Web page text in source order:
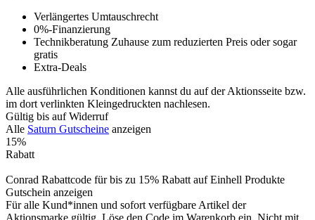
Verlängertes Umtauschrecht
0%-Finanzierung
Technikberatung Zuhause zum reduzierten Preis oder sogar
gratis
Extra-Deals
Alle ausführlichen Konditionen kannst du auf der Aktionsseite bzw.
im dort verlinkten Kleingedruckten nachlesen.
Gültig bis auf Widerruf
Alle Saturn Gutscheine anzeigen
15%
Rabatt
Conrad Rabattcode für bis zu 15% Rabatt auf Einhell Produkte
Gutschein anzeigen
Für alle Kund*innen und sofort verfügbare Artikel der